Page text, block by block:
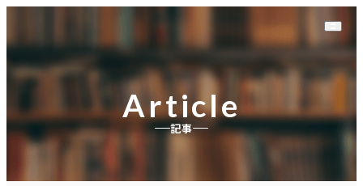
Article
記事